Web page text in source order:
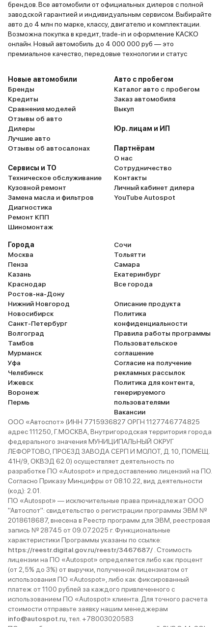
брендов. Все автомобили от официальных дилеров с полной
заводской гарантией и индивидуальным сервисом. Выбирайте
авто до 4 млн по марке, классу, двигателю и комплектации.
Возможна покупка в кредит, trade-in и оформление КАСКО
онлайн. Новый автомобиль до 4 000 000 руб — это
премиальное качество, передовые технологии и статус
Новые автомобили
Бренды
Кредиты
Сравнения моделей
Отзывы об авто
Дилеры
Лучшие авто
Отзывы об автосалонах
Сервисы и ТО
Техническое обслуживание
Кузовной ремонт
Замена масла и фильтров
Диагностика
Ремонт КПП
Шиномонтаж
Авто с пробегом
Каталог авто с пробегом
Заказ автомобиля
Выкуп
Юр. лицам и ИП
Партнёрам
О нас
Сотрудничество
Контакты
Личный кабинет дилера
YouTube Autospot
Города
Москва
Пенза
Казань
Краснодар
Ростов-на-Дону
Нижний Новгород
Новосибирск
Санкт-Петербург
Волгоград
Тамбов
Мурманск
Уфа
Челябинск
Ижевск
Воронеж
Пермь
Сочи
Тольятти
Самара
Екатеринбург
Все города
Описание продукта
Политика
конфиденциальности
Правила работы программы
Пользовательское
соглашение
Согласие на получение
рекламных рассылок
Политика для контента,
генерируемого
пользователями
Вакансии
ООО «Автоспот» (ИНН 7715936827 ОРГН 1127746774825
адрес 111250, Г.МОСКВА, Внутригородская территория города
федерального значения МУНИЦИПАЛЬНЫЙ ОКРУГ
ЛЕФОРТОВО, ПРОЕЗД ЗАВОДА СЕРП И МОЛОТ, Д. 10, ПОМЕЩ.
41Н/9, ОКВЭД 62.0) осуществляет деятельность по
разработке ПО «Autospot» и предоставлению лицензий на ПО.
Согласно Приказу Минцифры от 08.10.22, вид деятельности
(код): 2.01.
ПО «Autospot» — исключительные права принадлежат ООО
"Автоспот": свидетельство о регистрации программы ЭВМ №
2018618687, внесена в Реестр программ для ЭВМ, реестровая
запись № 28745 от 09.07.2025 г. Функциональные
характеристики Программы указаны по ссылке:
https://reestr.digital.gov.ru/reestr/3467687/ . Стоимость
лицензии на ПО «Autospot» определяется либо как процент
(от 2,5% до 3%) от выручки, полученной лицензиатом от
использования ПО «Autospot», либо как фиксированный
платеж от 1100 рублей за каждого привлеченного с
использованием ПО «Autospot» клиента. Для точного расчета
стоимости отправьте заявку нашим менеджерам
info@autospot.ru , тел. +78003020583